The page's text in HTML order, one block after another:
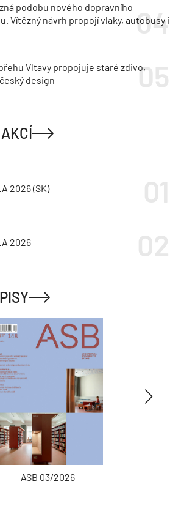
podobu nového dopravního
Vítězný návrh propojí vlaky, autobusy i
Vltavy propojuje staré zdivo,
design
2026 (SK)
2026
ASB 03/2026